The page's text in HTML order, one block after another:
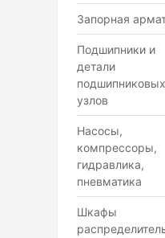
Запорная
Подшипники и
детали
подшипниковых
узлов
Насосы,
компрессоры,
гидравлика,
пневматика
Шкафы